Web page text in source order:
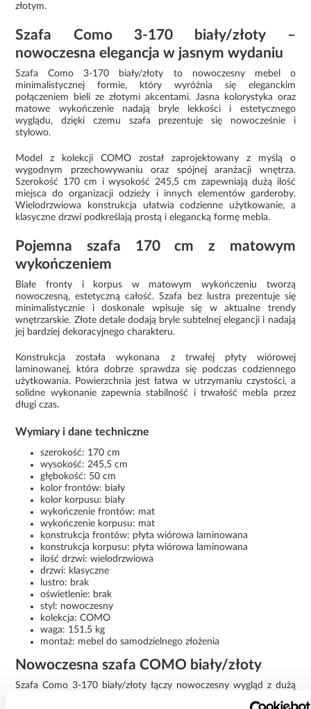
złotym.
Szafa Como 3-170 biały/złoty –
nowoczesna elegancja w jasnym wydaniu
Szafa Como 3-170 biały/złoty to nowoczesny mebel o
minimalistycznej formie, który wyróżnia się eleganckim
połączeniem bieli ze złotymi akcentami. Jasna kolorystyka oraz
matowe wykończenie nadają bryle lekkości i estetycznego
wyglądu, dzięki czemu szafa prezentuje się nowocześnie i
stylowo.
Model z kolekcji COMO został zaprojektowany z myślą o
wygodnym przechowywaniu oraz spójnej aranżacji wnętrza.
Szerokość 170 cm i wysokość 245,5 cm zapewniają dużą ilość
miejsca do organizacji odzieży i innych elementów garderoby.
Wielodrzwiowa konstrukcja ułatwia codzienne użytkowanie, a
klasyczne drzwi podkreślają prostą i elegancką formę mebla.
Pojemna szafa 170 cm z matowym
wykończeniem
Białe fronty i korpus w matowym wykończeniu tworzą
nowoczesną, estetyczną całość. Szafa bez lustra prezentuje się
minimalistycznie i doskonale wpisuje się w aktualne trendy
wnętrzarskie. Złote detale dodają bryle subtelnej elegancji i nadają
jej bardziej dekoracyjnego charakteru.
Konstrukcja została wykonana z trwałej płyty wiórowej
laminowanej, która dobrze sprawdza się podczas codziennego
użytkowania. Powierzchnia jest łatwa w utrzymaniu czystości, a
solidne wykonanie zapewnia stabilność i trwałość mebla przez
długi czas.
Wymiary i dane techniczne
szerokość: 170 cm
wysokość: 245,5 cm
głębokość: 50 cm
kolor frontów: biały
kolor korpusu: biały
wykończenie frontów: mat
wykończenie korpusu: mat
konstrukcja frontów: płyta wiórowa laminowana
konstrukcja korpusu: płyta wiórowa laminowana
ilość drzwi: wielodrzwiowa
drzwi: klasyczne
lustro: brak
oświetlenie: brak
styl: nowoczesny
kolekcja: COMO
waga: 151,5 kg
montaż: mebel do samodzielnego złożenia
Nowoczesna szafa COMO biały/złoty
Szafa Como 3-170 biały/złoty łączy nowoczesny wygląd z dużą